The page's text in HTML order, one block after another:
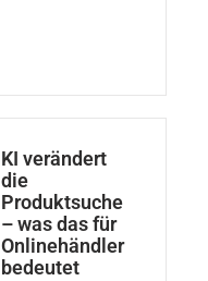
KI verändert
die
Produktsuche
– was das für
Onlinehändler
bedeutet